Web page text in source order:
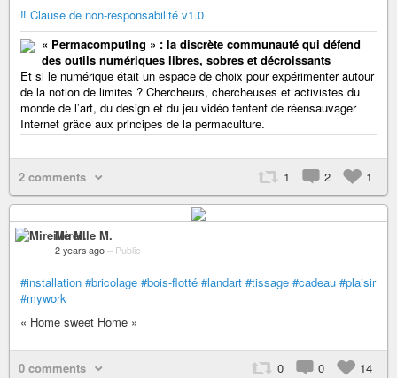
‼️ Clause de non-responsabilité v1.0
« Permacomputing » : la discrète communauté qui défend
des outils numériques libres, sobres et décroissants
Et si le numérique était un espace de choix pour expérimenter autour
de la notion de limites ? Chercheurs, chercheuses et activistes du
monde de l’art, du design et du jeu vidéo tentent de réensauvager
Internet grâce aux principes de la permaculture.
2 comments 1 2 1
Mireille M.
2 years ago – Public
#installation #bricolage #bois-flotté #landart #tissage #cadeau #plaisir
#mywork
« Home sweet Home »
0 comments 0 0 14